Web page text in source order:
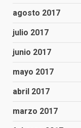
agosto 2017
julio 2017
junio 2017
mayo 2017
abril 2017
marzo 2017